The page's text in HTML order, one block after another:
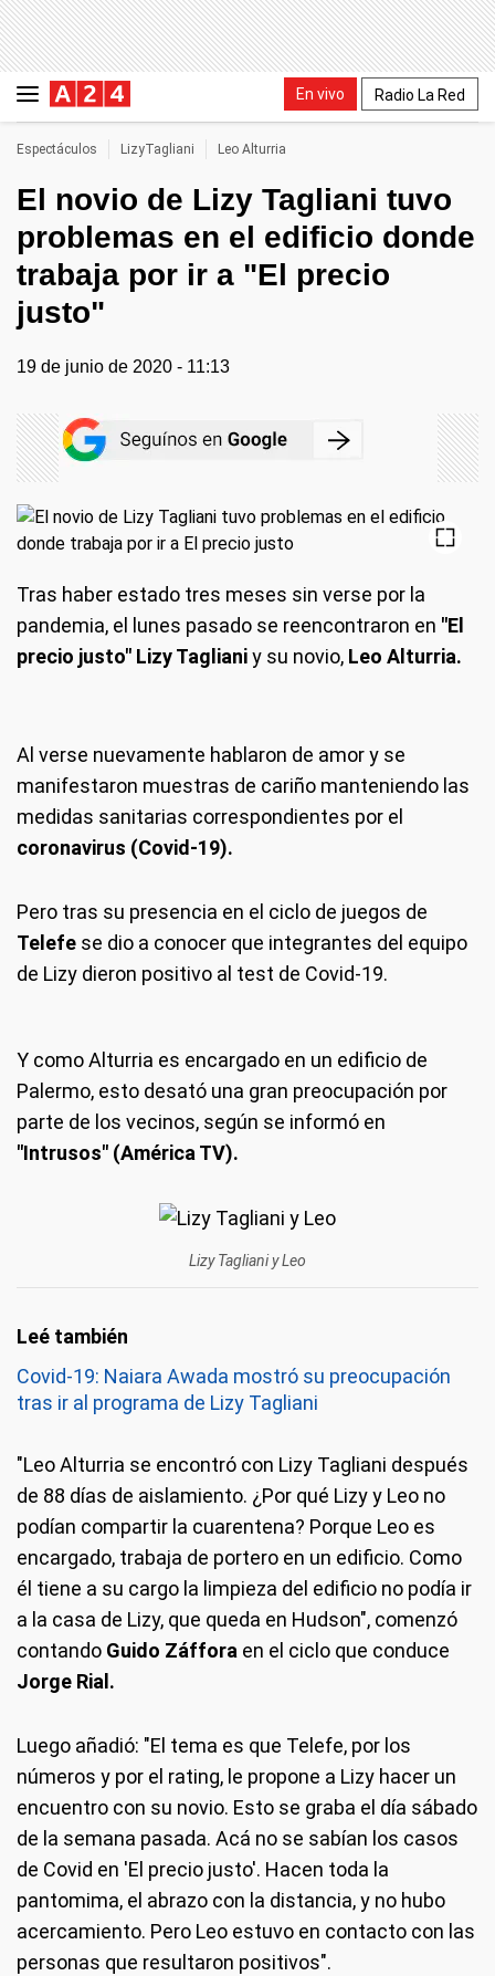
En vivo Radio La Red
Espectáculos LizyTagliani Leo Alturria
El novio de Lizy Tagliani tuvo
problemas en el edificio donde
trabaja por ir a "El precio
justo"
19 de junio de 2020 - 11:13
Tras haber estado tres meses sin verse por la
pandemia, el lunes pasado se reencontraron en "El
precio justo" Lizy Taglianiy su novio, Leo Alturria.
Al verse nuevamente hablaron de amor y se
manifestaron muestras de cariño manteniendo las
medidas sanitarias correspondientes por el
coronavirus (Covid-19).
Pero tras su presencia en el ciclo de juegos de
Telefe se dio a conocer que integrantes del equipo
de Lizy dieron positivo al test de Covid-19.
Y como Alturria es encargado en un edificio de
Palermo, esto desató una gran preocupación por
parte de los vecinos, según se informó en
"Intrusos" (América TV).
Lizy Tagliani y Leo
Covid-19: Naiara Awada mostró su preocupación
tras ir al programa de Lizy Tagliani
"Leo Alturria se encontró con Lizy Tagliani después
de 88 días de aislamiento. ¿Por qué Lizy y Leo no
podían compartir la cuarentena? Porque Leo es
encargado, trabaja de portero en un edificio. Como
él tiene a su cargo la limpieza del edificio no podía ir
a la casa de Lizy, que queda en Hudson", comenzó
contando Guido Záffora en el ciclo que conduce
Jorge Rial.
Luego añadió: "El tema es que Telefe, por los
números y por el rating, le propone a Lizy hacer un
encuentro con su novio. Esto se graba el día sábado
de la semana pasada. Acá no se sabían los casos
de Covid en 'El precio justo'. Hacen toda la
pantomima, el abrazo con la distancia, y no hubo
acercamiento. Pero Leo estuvo en contacto con las
personas que resultaron positivos".